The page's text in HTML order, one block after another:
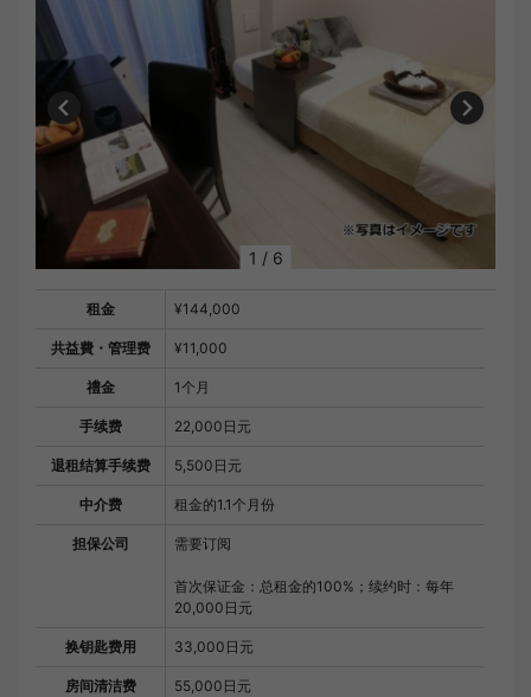
1 / 6
租金 ¥144,000
共益費・管理费 ¥11,000
禮金 1个月
手续费 22,000日元
退租结算手续费 5,500日元
中介费 租金的1.1个月份
担保公司 需要订阅
首次保证金：总租金的100%；续约时：每年
20,000日元
换钥匙费用 33,000日元
房间清洁费 55,000日元